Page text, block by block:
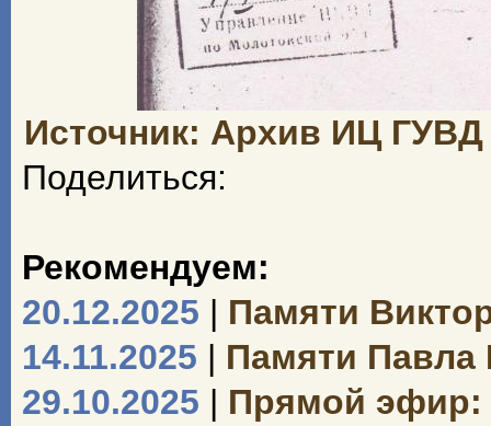
Источник: Архив ИЦ
Поделиться:
Рекомендуем:
20.12.2025 | Памяти
14.11.2025 | Памяти Павла
29.10.2025 | Прямой эфир: